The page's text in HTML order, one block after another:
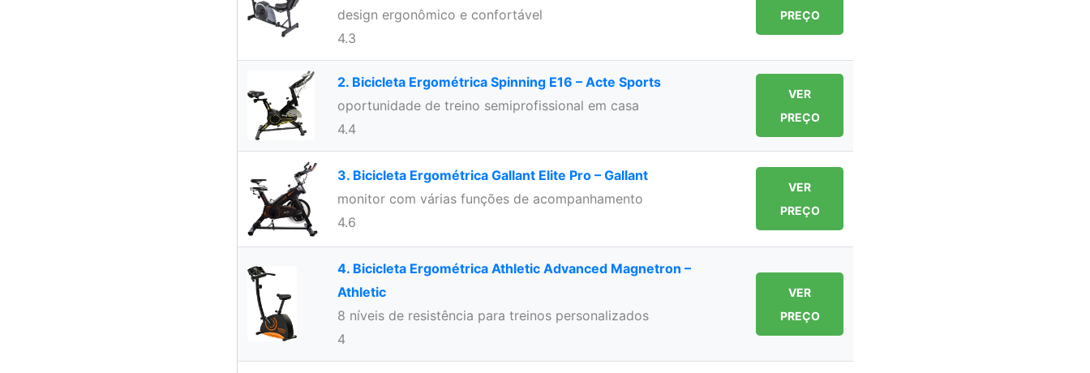
design ergonômico e confortável
4.3
PREÇO
2. Bicicleta Ergométrica Spinning E16 – Acte Sports
oportunidade de treino semiprofissional em casa
4.4
VER
PREÇO
3. Bicicleta Ergométrica Gallant Elite Pro – Gallant
monitor com várias funções de acompanhamento
4.6
VER
PREÇO
4. Bicicleta Ergométrica Athletic Advanced Magnetron –
Athletic
8 níveis de resistência para treinos personalizados
4
VER
PREÇO